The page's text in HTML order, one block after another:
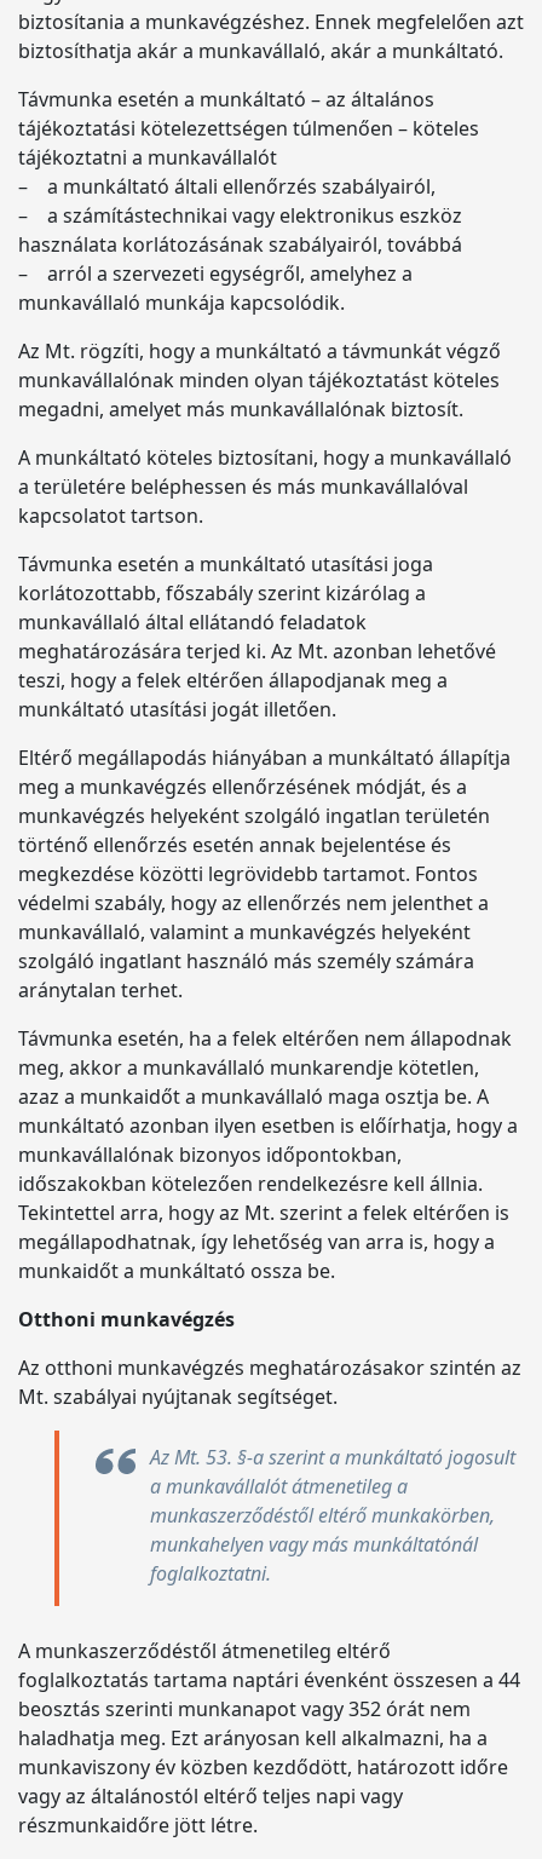
biztosítania a munkavégzéshez. Ennek megfelelően azt
biztosíthatja akár a munkavállaló, akár a munkáltató.
Távmunka esetén a munkáltató – az általános
tájékoztatási kötelezettségen túlmenően – köteles
tájékoztatni a munkavállalót
– a munkáltató általi ellenőrzés szabályairól,
– a számítástechnikai vagy elektronikus eszköz
használata korlátozásának szabályairól, továbbá
– arról a szervezeti egységről, amelyhez a
munkavállaló munkája kapcsolódik.
Az Mt. rögzíti, hogy a munkáltató a távmunkát végző
munkavállalónak minden olyan tájékoztatást köteles
megadni, amelyet más munkavállalónak biztosít.
A munkáltató köteles biztosítani, hogy a munkavállaló
a területére beléphessen és más munkavállalóval
kapcsolatot tartson.
Távmunka esetén a munkáltató utasítási joga
korlátozottabb, főszabály szerint kizárólag a
munkavállaló által ellátandó feladatok
meghatározására terjed ki. Az Mt. azonban lehetővé
teszi, hogy a felek eltérően állapodjanak meg a
munkáltató utasítási jogát illetően.
Eltérő megállapodás hiányában a munkáltató állapítja
meg a munkavégzés ellenőrzésének módját, és a
munkavégzés helyeként szolgáló ingatlan területén
történő ellenőrzés esetén annak bejelentése és
megkezdése közötti legrövidebb tartamot. Fontos
védelmi szabály, hogy az ellenőrzés nem jelenthet a
munkavállaló, valamint a munkavégzés helyeként
szolgáló ingatlant használó más személy számára
aránytalan terhet.
Távmunka esetén, ha a felek eltérően nem állapodnak
meg, akkor a munkavállaló munkarendje kötetlen,
azaz a munkaidőt a munkavállaló maga osztja be. A
munkáltató azonban ilyen esetben is előírhatja, hogy a
munkavállalónak bizonyos időpontokban,
időszakokban kötelezően rendelkezésre kell állnia.
Tekintettel arra, hogy az Mt. szerint a felek eltérően is
megállapodhatnak, így lehetőség van arra is, hogy a
munkaidőt a munkáltató ossza be.
Otthoni munkavégzés
Az otthoni munkavégzés meghatározásakor szintén az
Mt. szabályai nyújtanak segítséget.
Az Mt. 53. §-a szerint a munkáltató jogosult
a munkavállalót átmenetileg a
munkaszerződéstől eltérő munkakörben,
munkahelyen vagy más munkáltatónál
foglalkoztatni.
A munkaszerződéstől átmenetileg eltérő
foglalkoztatás tartama naptári évenként összesen a 44
beosztás szerinti munkanapot vagy 352 órát nem
haladhatja meg. Ezt arányosan kell alkalmazni, ha a
munkaviszony év közben kezdődött, határozott időre
vagy az általánostól eltérő teljes napi vagy
részmunkaidőre jött létre.